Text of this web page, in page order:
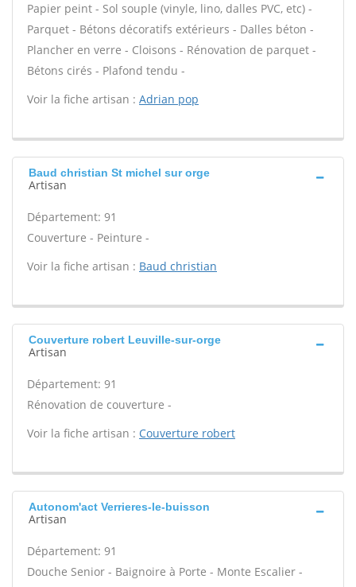
Papier peint - Sol souple (vinyle, lino, dalles PVC, etc) -
Parquet - Bétons décoratifs extérieurs - Dalles béton -
Plancher en verre - Cloisons - Rénovation de parquet -
Bétons cirés - Plafond tendu -
Voir la fiche artisan : Adrian pop
Baud christian St michel sur orge
Artisan
Département: 91
Couverture - Peinture -
Voir la fiche artisan : Baud christian
Couverture robert Leuville-sur-orge
Artisan
Département: 91
Rénovation de couverture -
Voir la fiche artisan : Couverture robert
Autonom'act Verrieres-le-buisson
Artisan
Département: 91
Douche Senior - Baignoire à Porte - Monte Escalier -